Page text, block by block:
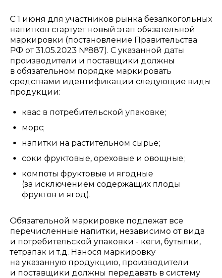
С 1 июня для участников рынка безалкогольных
напитков стартует новый этап обязательной
маркировки (постановление Правительства
РФ от 31.05.2023 №887). С указанной даты
производители и поставщики должны
в обязательном порядке маркировать
средствами идентификации следующие виды
продукции:
квас в потребительской упаковке;
морс;
напитки на растительном сырье;
соки фруктовые, ореховые и овощные;
компоты фруктовые и ягодные
(за исключением содержащих плоды
фруктов и ягод).
Обязательной маркировке подлежат все
перечисленные напитки, независимо от вида
и потребительской упаковки - кеги, бутылки,
тетрапак и т.д. Нанося маркировку
на указанную продукцию, производители
и поставщики должны передавать в систему